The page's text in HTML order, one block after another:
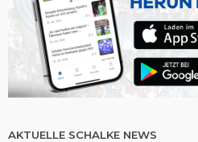
AKTUELLE SCHALKE NEWS